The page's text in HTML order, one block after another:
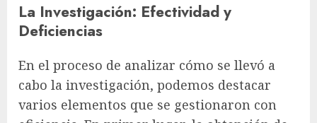
La Investigación: Efectividad y
Deficiencias
En el proceso de analizar cómo se llevó a
cabo la investigación, podemos destacar
varios elementos que se gestionaron con